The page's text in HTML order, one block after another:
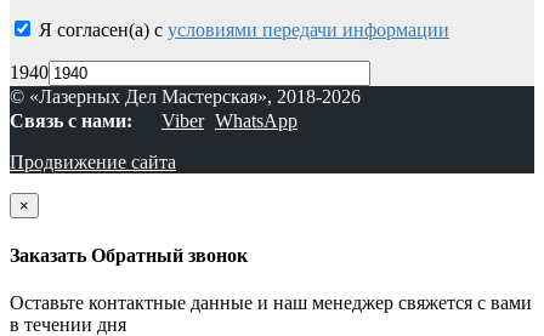
Я согласен(а) с условиями передачи информации
1940
© «Лазерных Дел Мастерская», 2018-2026
Связь с нами:
Viber WhatsApp
Продвижение сайта
×
Заказать Обратный звонок
Оставьте контактные данные и наш менеджер свяжется с вами
в течении дня